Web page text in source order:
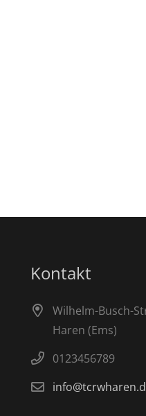
Kontakt
Wilhelm-Busch-
Haren (Ems)
0123456789